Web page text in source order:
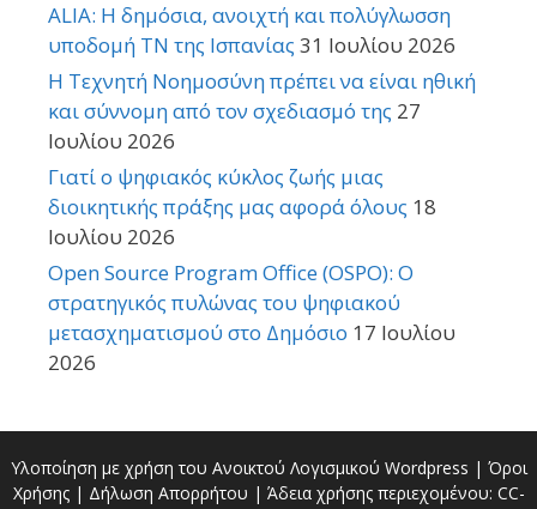
ALIA: Η δημόσια, ανοιχτή και πολύγλωσση
υποδομή ΤΝ της Ισπανίας 31 Ιουλίου 2026
Η Τεχνητή Νοημοσύνη πρέπει να είναι ηθική
και σύννομη από τον σχεδιασμό της 27
Ιουλίου 2026
Γιατί ο ψηφιακός κύκλος ζωής μιας
διοικητικής πράξης μας αφορά όλους 18
Ιουλίου 2026
Open Source Program Office (OSPO): Ο
στρατηγικός πυλώνας του ψηφιακού
μετασχηματισμού στο Δημόσιο 17 Ιουλίου
2026
Υλοποίηση με χρήση του Ανοικτού Λογισμικού Wordpress | Όροι
Χρήσης| Δήλωση Απορρήτου | Άδεια χρήσης περιεχομένου: CC-